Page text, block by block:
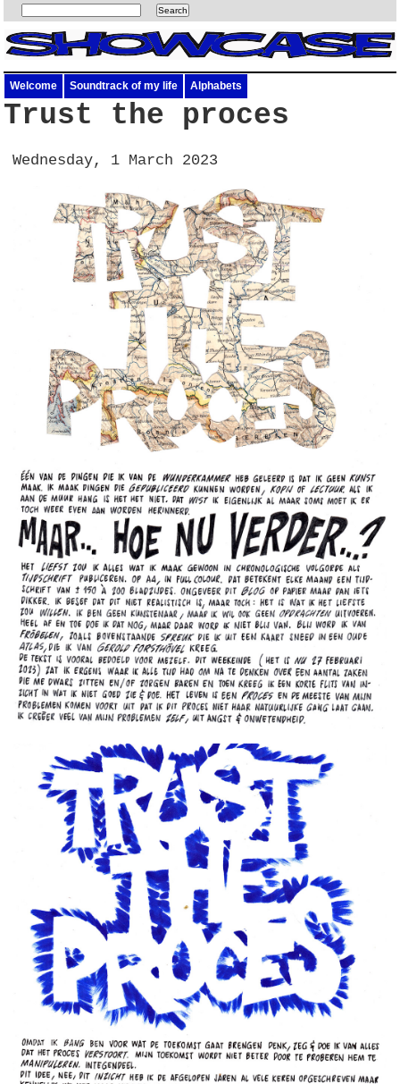
Welcome Soundtrack of my life Alphabets
Trust the proces
Wednesday, 1 March 2023